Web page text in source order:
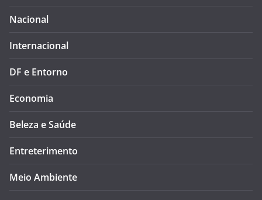
Nacional
Internacional
DF e Entorno
Economia
Beleza e Saúde
Entreterimento
Meio Ambiente